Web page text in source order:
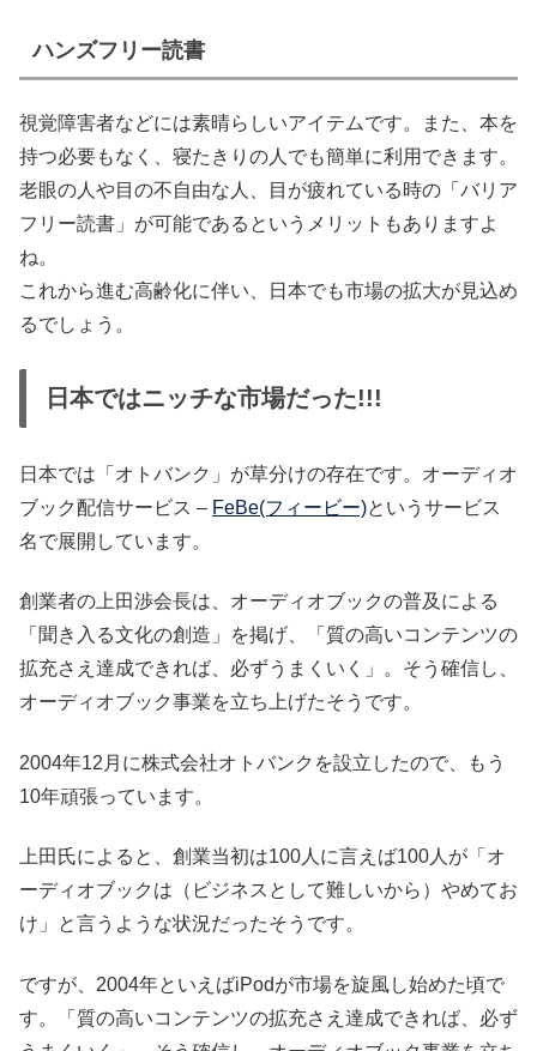
ハンズフリー読書
視覚障害者などには素晴らしいアイテムです。また、本を
持つ必要もなく、寝たきりの人でも簡単に利用できます。
老眼の人や目の不自由な人、目が疲れている時の「バリア
フリー読書」が可能であるというメリットもありますよ
ね。
これから進む高齢化に伴い、日本でも市場の拡大が見込め
るでしょう。
日本ではニッチな市場だった!!!
日本では「オトバンク」が草分けの存在です。オーディオ
ブック配信サービス – FeBe(フィービー)というサービス
名で展開しています。
創業者の上田渉会長は、オーディオブックの普及による
「聞き入る文化の創造」を掲げ、「質の高いコンテンツの
拡充さえ達成できれば、必ずうまくいく」。そう確信し、
オーディオブック事業を立ち上げたそうです。
2004年12月に株式会社オトバンクを設立したので、もう
10年頑張っています。
上田氏によると、創業当初は100人に言えば100人が「オ
ーディオブックは（ビジネスとして難しいから）やめてお
け」と言うような状況だったそうです。
ですが、2004年といえばiPodが市場を旋風し始めた頃で
す。「質の高いコンテンツの拡充さえ達成できれば、必ず